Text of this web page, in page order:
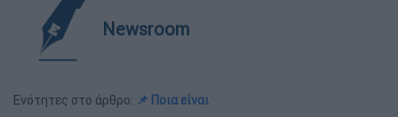
Newsroom
Ενότητες στο άρθρο: 📌 Ποια είναι